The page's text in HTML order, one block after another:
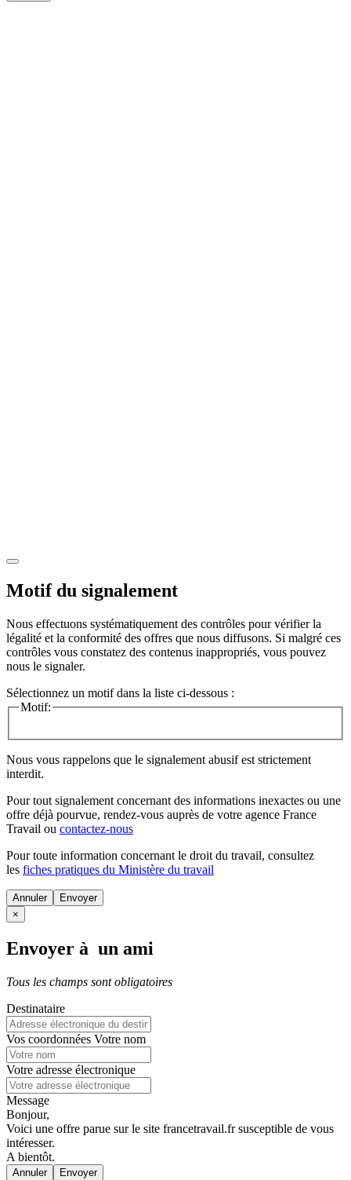
Motif du signalement
Nous effectuons systématiquement des contrôles pour vérifier la
légalité et la conformité des offres que nous diffusons. Si malgré ces
contrôles vous constatez des contenus inappropriés, vous pouvez
nous le signaler.
Sélectionnez un motif dans la liste ci-dessous :
Motif:
Nous vous rappelons que le signalement abusif est strictement
interdit.
Pour tout signalement concernant des informations inexactes ou une
offre déjà pourvue, rendez-vous auprès de votre agence France
Travail ou contactez-nous
Pour toute information concernant le droit du travail, consultez
les fiches pratiques du Ministère du travail
Annuler
×
Envoyer à un ami
Tous les champs sont obligatoires
Destinataire
Vos coordonnées Votre nom
Votre adresse électronique
Message
Bonjour,
Voici une offre parue sur le site francetravail.fr susceptible de vous
intéresser.
A bientôt.
Annuler